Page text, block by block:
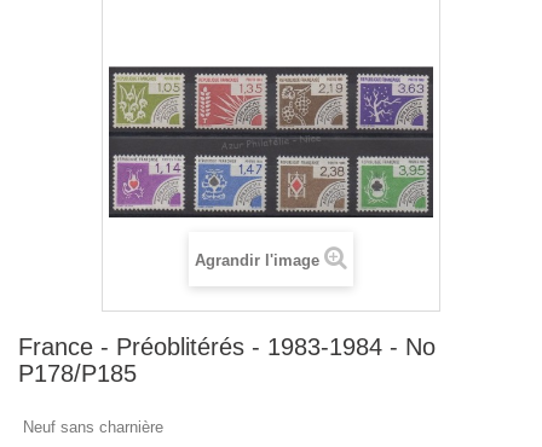
Agrandir l'image
France - Préoblitérés - 1983-1984 - No
P178/P185
Neuf sans charnière